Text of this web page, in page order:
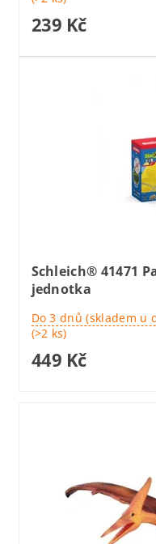
239 Kč
Schleich® 41471
jednotka
Do 3 dnů (skladem u
(>2 ks)
449 Kč